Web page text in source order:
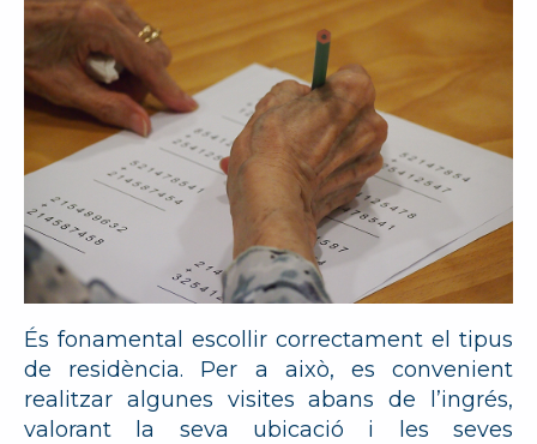
És fonamental escollir correctament el tipus
de residència. Per a això, es convenient
realitzar algunes visites abans de l’ingrés,
valorant la seva ubicació i les seves